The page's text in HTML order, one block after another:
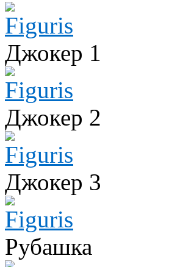
Джокер 1
Джокер 2
Джокер 3
Рубашка